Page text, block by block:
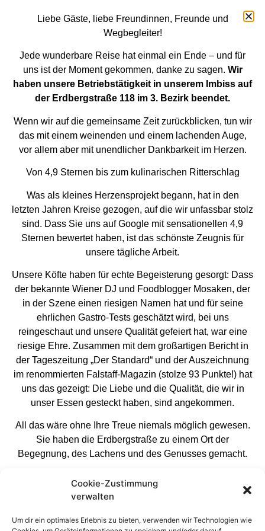
Cookie-Zustimmung
verwalten
Um dir ein optimales Erlebnis zu bieten, verwenden wir Technologien wie
IMPRESSUM
Der Inhaber der Homepage sems.co.at und aller
Unterseiten, ist die FirmaNevin KAYHAN
Gerichtsstand
Gerichtstand ist das sachlich zuständige Gericht in Wien
Für den Inhalt der Website verantwortlich
Sems Inegöl Köfte
Erdbergstrasse 118
A-1030 Wien
Telefon: +43 (0) 670 202 46 42
E-Mail: office@sems.co.at
Rechtlicher Hinweis Es wird keinerlei Gewähr für die
Aktualität, Korrektheit, Vollständigkeit oder Qualität der
bereitgestellten Informationen übernommen. Sämtliche
zur Verfügung gestellten medizinischen Informationen
stellen keinen Ersatz für einen notwendigen Arztbesuch
dar. Bei Beschwerden ist in jedem Fall eine medizinische
Abklärung notwendig. Haftungsansprüche gegen die
Websiteverantwortliche, welche sich auf Schäden
materieller oder ideeller Art beziehen, die durch die
Informationen bzw. durch die Nutzung fehlerhafter und
unvollständiger Informationen verursacht wurden, sind
unverbindlich.
Liebe Gäste, liebe Freundinnen, Freunde und
Wegbegleiter!
Jede wunderbare Reise hat einmal ein Ende – und für
uns ist der Moment gekommen, danke zu sagen. Wir
haben unsere Betriebstätigkeit in unserem Imbiss auf
der Erdbergstraße 118 im 3. Bezirk beendet.
Wenn wir auf die gemeinsame Zeit zurückblicken, tun wir
das mit einem weinenden und einem lachenden Auge,
vor allem aber mit unendlicher Dankbarkeit im Herzen.
Von 4,9 Sternen bis zum kulinarischen Ritterschlag
Was als kleines Herzensprojekt begann, hat in den
letzten Jahren Kreise gezogen, auf die wir unfassbar stolz
sind. Dass Sie uns auf Google mit sensationellen 4,9
Sternen bewertet haben, ist das schönste Zeugnis für
unsere tägliche Arbeit.
Unsere Köfte haben für echte Begeisterung gesorgt: Dass
der bekannte Wiener DJ und Foodblogger Mosaken, der
in der Szene einen riesigen Namen hat und für seine
ehrlichen Gastro-Tests geschätzt wird, bei uns
reingeschaut und unsere Qualität gefeiert hat, war eine
riesige Ehre. Zusammen mit dem großartigen Bericht in
der Tageszeitung „Der Standard“ und der Auszeichnung
im renommierten Falstaff-Magazin (stolze 93 Punkte!) hat
uns das gezeigt: Die Liebe und die Qualität, die wir in
unser Essen gesteckt haben, sind angekommen.
All das wäre ohne Ihre Treue niemals möglich gewesen.
Sie haben die Erdbergstraße zu einem Ort der
Begegnung, des Lachens und des Genusses gemacht.
Lebewohl?
schließen, möchten wir den Blick nach vorne richten. Wer